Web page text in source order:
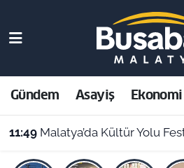
Gündem Asayiş Ekonomi
11:49 Malatya’da Kültür Yolu Festivali coşkusu
Asayiş
Ekonomi
Dünya
Malatya Nöbetçi
Malatya Hava Durumu
Malatya Namaz Vakitleri
Malatya Trafik Yoğunluk